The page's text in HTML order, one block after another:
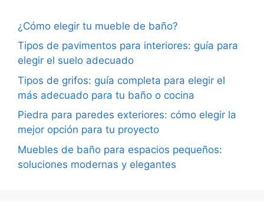
¿Cómo elegir tu mueble de baño?
Tipos de pavimentos para interiores: guía para
elegir el suelo adecuado
Tipos de grifos: guía completa para elegir el
más adecuado para tu baño o cocina
Piedra para paredes exteriores: cómo elegir la
mejor opción para tu proyecto
Muebles de baño para espacios pequeños:
soluciones modernas y elegantes